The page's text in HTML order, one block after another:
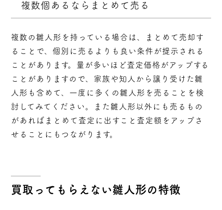
複数個あるならまとめて売る
複数の雛人形を持っている場合は、まとめて売却す
ることで、個別に売るよりも良い条件が提示される
ことがあります。量が多いほど査定価格がアップする
ことがありますので、家族や知人から譲り受けた雛
人形も含めて、一度に多くの雛人形を売ることを検
討してみてください。また雛人形以外にも売るもの
があればまとめて査定に出すこと査定額をアップさ
せることにもつながります。
買取ってもらえない雛人形の特徴